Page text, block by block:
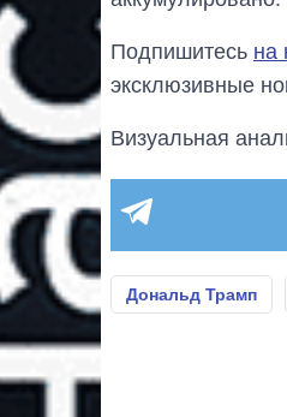
Подпишитесь на
эксклюзивные
Визуальная
Дональд Трамп